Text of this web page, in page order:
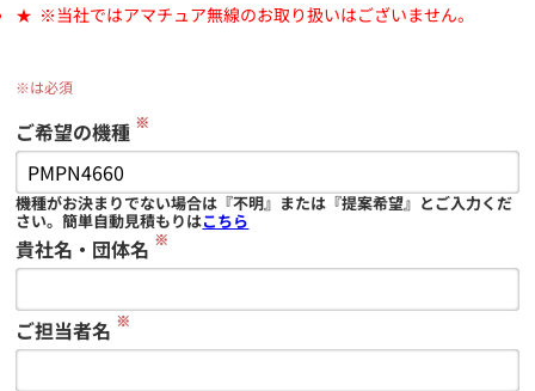
※当社ではアマチュア無線のお取り扱いはございません。
※は必須
ご希望の機種 ※
機種がお決まりでない場合は『不明』または『提案希望』とご入力くだ
さい。簡単自動見積もりはこちら
貴社名・団体名 ※
ご担当者名 ※